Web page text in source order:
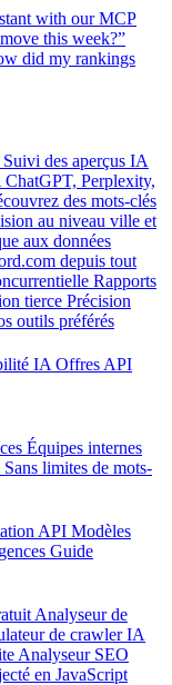
with our MCP
this week?”
did my rankings
Suivi des aperçus IA
ChatGPT, Perplexity,
des mots-clés
au niveau ville et
aux données
depuis tout
Rapports
tierce Précision
outils préférés
IA Offres API
Équipes internes
Sans limites de mots-
API Modèles
Guide
Analyseur de
de crawler IA
Analyseur SEO
en JavaScript